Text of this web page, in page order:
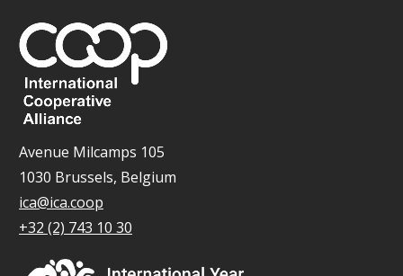
Avenue Milcamps 105
1030 Brussels, Belgium
ica@ica.coop
+32 (2) 743 10 30